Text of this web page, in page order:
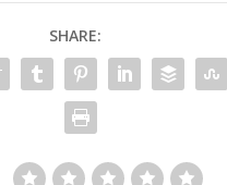
SHARE: